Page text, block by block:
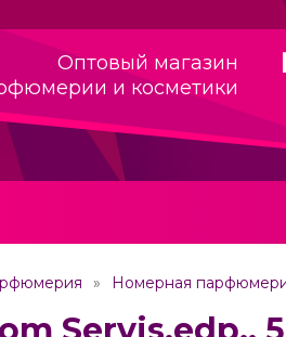
Оптовый магазин
и косметики
Номерная